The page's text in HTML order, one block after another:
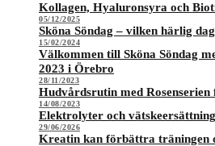
Kollagen, Hyaluronsyra och
05/12/2025
Sköna Söndag – vilken härlig
15/02/2024
Välkommen till Sköna Söndag
2023 i Örebro
28/11/2023
Hudvårdsrutin med Rosenserien
14/08/2023
Elektrolyter och vätskeersättning
29/06/2026
Kreatin kan förbättra träningen